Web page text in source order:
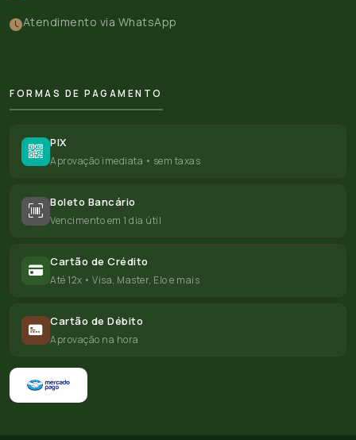
Atendimento via WhatsApp
FORMAS DE PAGAMENTO
PIX
Aprovação imediata • sem taxas
Boleto Bancário
Vencimento em 1 dia útil
Cartão de Crédito
Até 12x • Visa, Master, Elo e mais
Cartão de Débito
Aprovação na hora